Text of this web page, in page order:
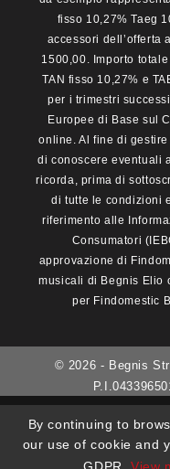
By continuing to
our use of cookie and
fisso 10,27% Taeg
accessori dell’offerta
1500,00. Importo
TAN fisso 10,27% e
per i trimestri
Europee di Base sul
online. Al fine di
di conoscere eventuali
ricorda, prima di
di tutte le condizioni
riferimento alle
Consumatori
approvazione di
musicali di Begnis Elio
per Findomestic
© 2026 - Begnis